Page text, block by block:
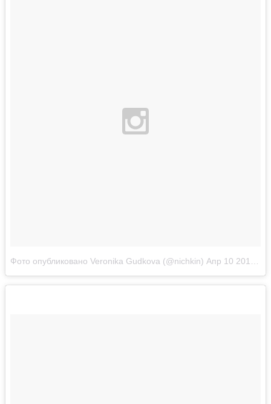
Фото опубликовано Veronika Gudkova (@nichkin) Апр 10 2016 в 3:17 PDT